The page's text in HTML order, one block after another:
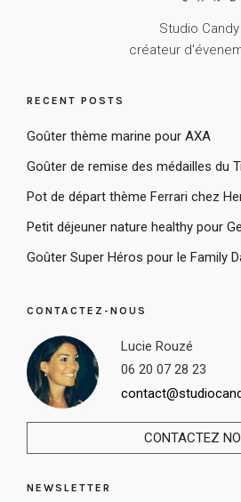
Studio Candy
créateur
RECENT POSTS
Goûter thème marine pour AXA
Goûter de remise des médailles du
Pot de départ thème Ferrari chez
Petit déjeuner nature healthy pour
Goûter Super Héros pour le Family
CONTACTEZ-NOUS
Lucie Rouzé
06 20 07 28 23
CONTACTEZ
NEWSLETTER